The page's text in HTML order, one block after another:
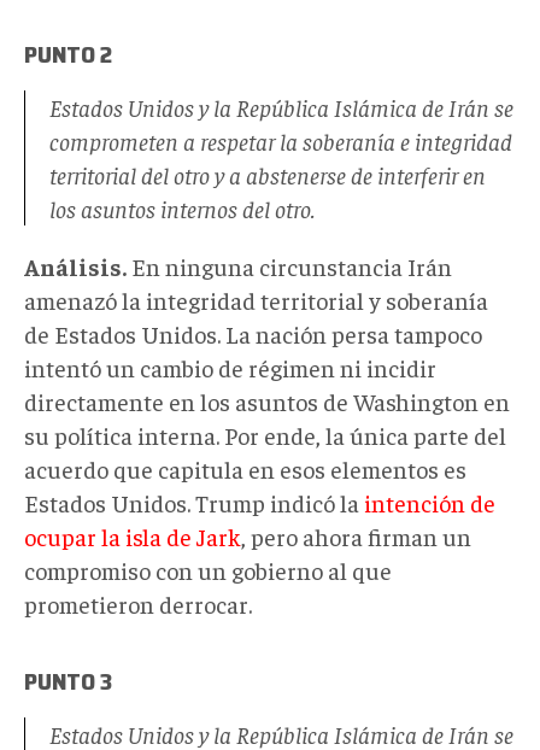
PUNTO 2
Estados Unidos y la República Islámica de Irán se
comprometen a respetar la soberanía e integridad
territorial del otro y a abstenerse de interferir en
los asuntos internos del otro.
Análisis. En ninguna circunstancia Irán
amenazó la integridad territorial y soberanía
de Estados Unidos. La nación persa tampoco
intentó un cambio de régimen ni incidir
directamente en los asuntos de Washington en
su política interna. Por ende, la única parte del
acuerdo que capitula en esos elementos es
Estados Unidos. Trump indicó la intención de
ocupar la isla de Jark , pero ahora firman un
compromiso con un gobierno al que
prometieron derrocar.
PUNTO 3
Estados Unidos y la República Islámica de Irán se